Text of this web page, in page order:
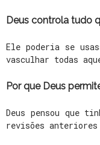
Deus controla tudo
Ele poderia se
vasculhar todas
Por que Deus
Deus pensou que
revisões anteriores